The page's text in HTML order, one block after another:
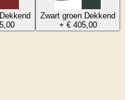
Zwart groen Dekkend
+ € 405,00